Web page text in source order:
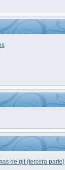
de git (tercera parte)